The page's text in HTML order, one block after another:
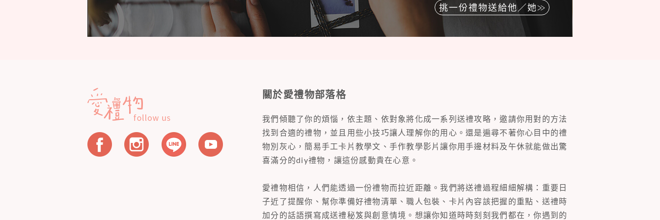
挑一份禮物送給他／她
關於愛禮物部落格
我們傾聽了你的煩惱，依主題、依對象將化成一系列送禮攻略，邀請你用對的方法
找到合適的禮物，並且用些小技巧讓人理解你的用心。還是遍尋不著你心目中的禮
物別灰心，簡易手工卡片教學文、手作教學影片讓你用手邊材料及午休就能做出驚
喜滿分的diy禮物，讓這份感動貴在心意。
愛禮物相信，人們能透過一份禮物而拉近距離。我們將送禮過程細細解構：重要日
子近了提醒你、幫你準備好禮物清單、職人包裝、卡片內容該把握的重點、送禮時
加分的話語撰寫成送禮秘笈與創意情境。想讓你知道時時刻刻我們都在，你遇到的